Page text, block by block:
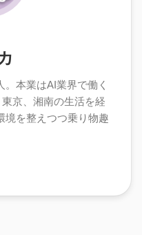
本業はAI業界で働く
京、湘南の生活を経
境を整えつつ乗り物趣